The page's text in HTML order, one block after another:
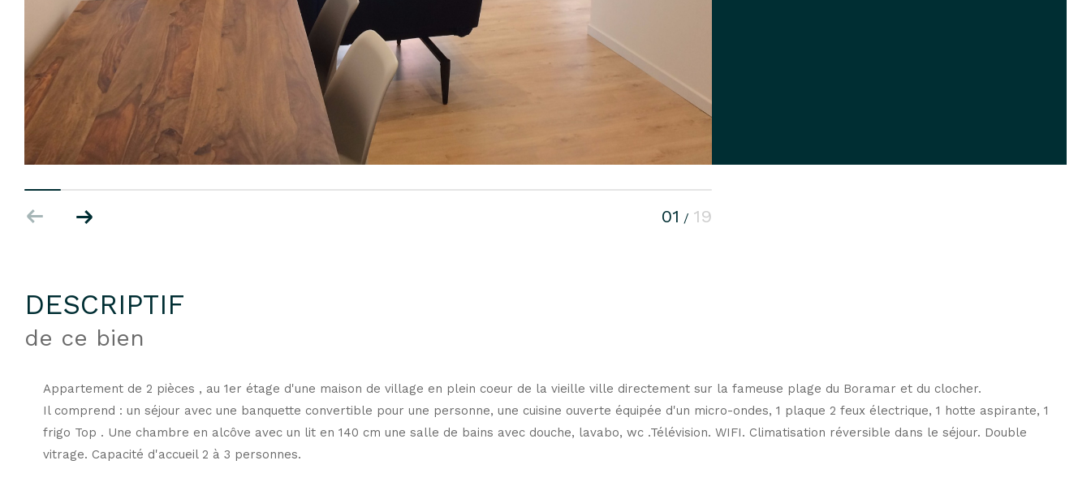
01 / 19
DESCRIPTIF
de ce bien
Appartement de 2 pièces , au 1er étage d'une maison de village en plein coeur de la vieille ville directement sur la fameuse plage du Boramar et du clocher.
Il comprend : un séjour avec une banquette convertible pour une personne, une cuisine ouverte équipée d'un micro-ondes, 1 plaque 2 feux électrique, 1 hotte aspirante, 1
frigo Top . Une chambre en alcôve avec un lit en 140 cm une salle de bains avec douche, lavabo, wc .Télévision. WIFI. Climatisation réversible dans le séjour. Double
vitrage. Capacité d'accueil 2 à 3 personnes.